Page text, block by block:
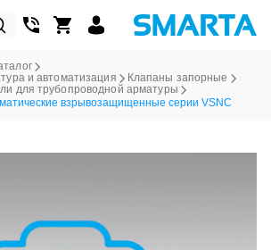
и автоматизация
Клапаны запорные
для трубопроводной арматуры
взрывозащищенные серии VSNC